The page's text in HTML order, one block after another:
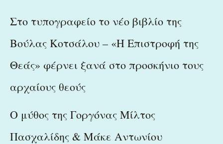
Στο τυπογραφείο το νέο βιβλίο της
Βούλας Κοτσάλου – «Η Επιστροφή της
Θεάς» φέρνει ξανά στο προσκήνιο τους
αρχαίους θεούς
Ο μύθος της Γοργόνας Μίλτος
Πασχαλίδης & Μάκε Αντωνίου